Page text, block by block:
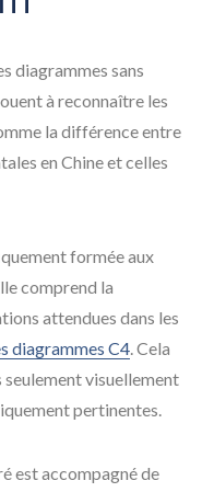
diagrammes sans
à reconnaître les
la différence entre
en Chine et celles
formée aux
comprend la
attendues dans les
diagrammes C4. Cela
visuellement
pertinentes.
est accompagné de